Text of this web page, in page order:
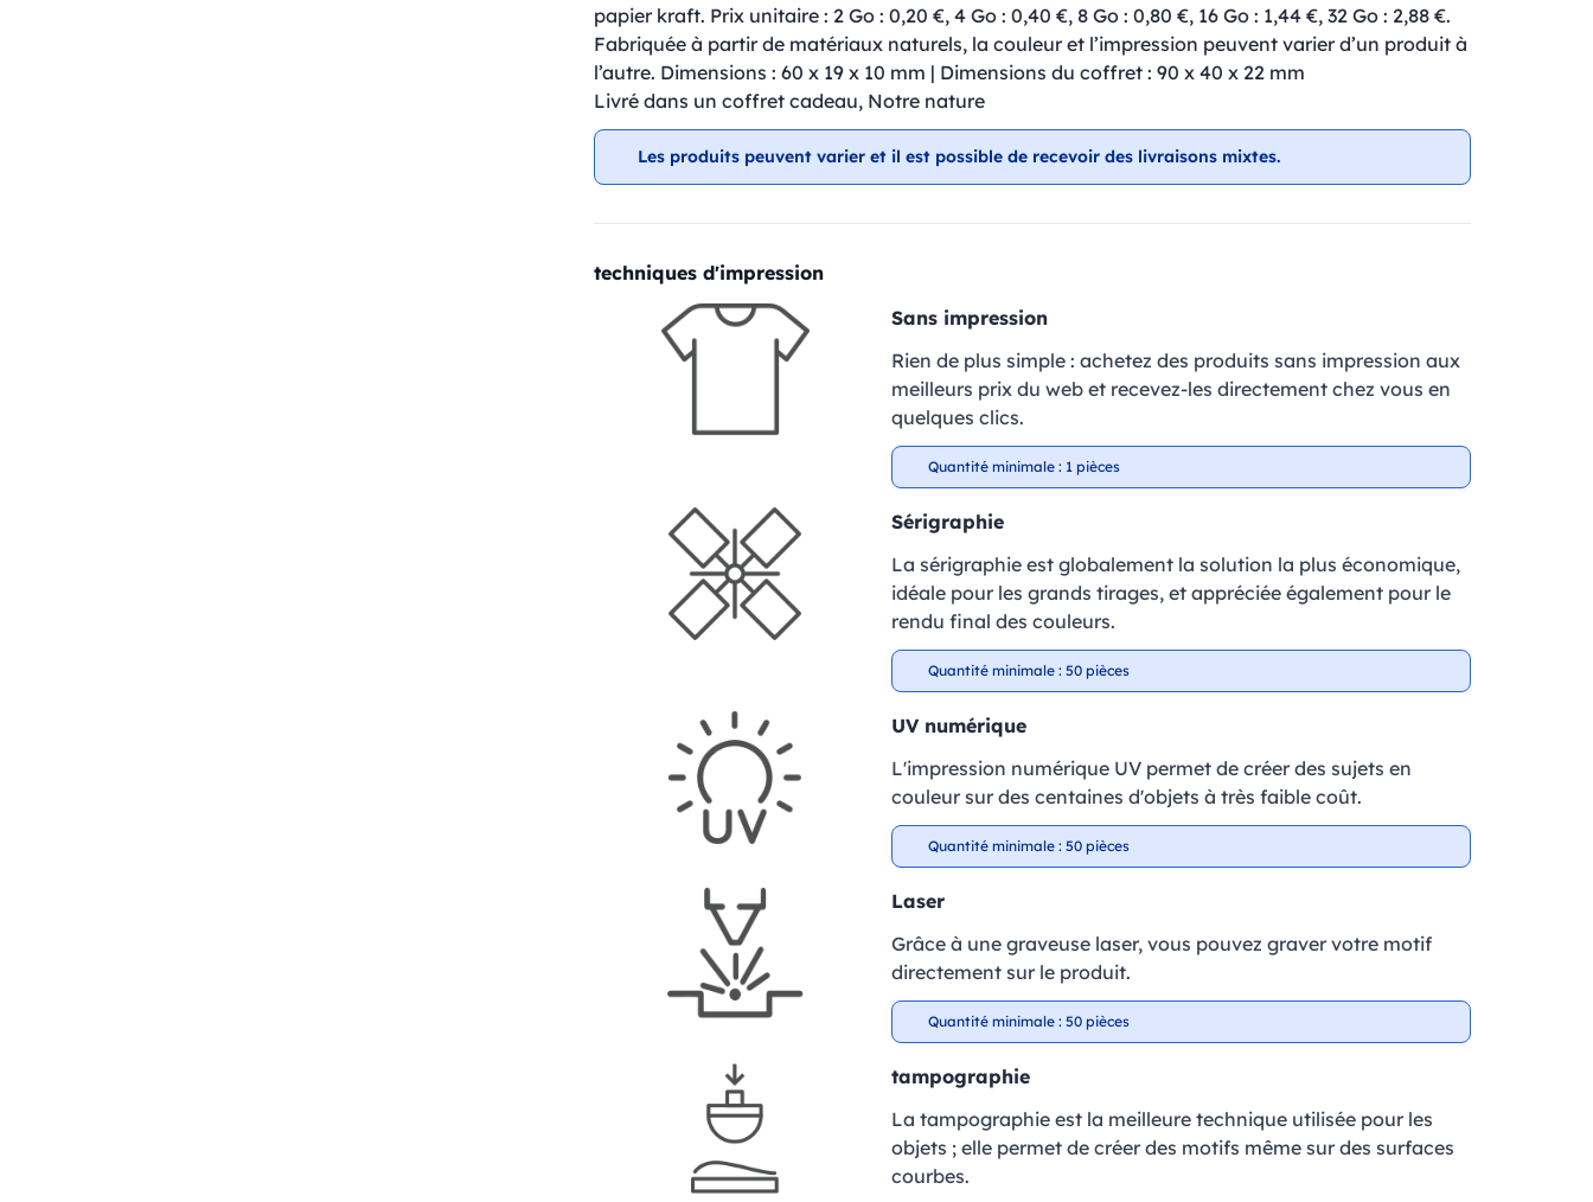
papier kraft. Prix unitaire : 2 Go : 0,20 €, 4 Go : 0,40 €, 8 Go : 0,80 €, 16 Go : 1,44 €, 32 Go : 2,88 €.
Fabriquée à partir de matériaux naturels, la couleur et l’impression peuvent varier d’un produit à
l’autre. Dimensions : 60 x 19 x 10 mm | Dimensions du coffret : 90 x 40 x 22 mm
Livré dans un coffret cadeau, Notre nature
Les produits peuvent varier et il est possible de recevoir des livraisons mixtes.
techniques d'impression
Sans impression
Rien de plus simple : achetez des produits sans impression aux
meilleurs prix du web et recevez-les directement chez vous en
quelques clics.
Quantité minimale : 1 pièces
Sérigraphie
La sérigraphie est globalement la solution la plus économique,
idéale pour les grands tirages, et appréciée également pour le
rendu final des couleurs.
Quantité minimale : 50 pièces
UV numérique
L'impression numérique UV permet de créer des sujets en
couleur sur des centaines d'objets à très faible coût.
Quantité minimale : 50 pièces
Laser
Grâce à une graveuse laser, vous pouvez graver votre motif
directement sur le produit.
Quantité minimale : 50 pièces
tampographie
La tampographie est la meilleure technique utilisée pour les
objets ; elle permet de créer des motifs même sur des surfaces
courbes.